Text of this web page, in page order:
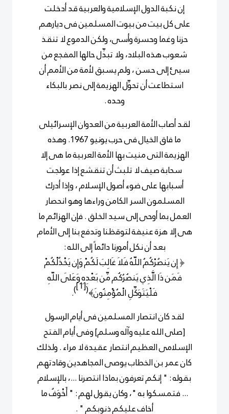
إن نكبة الدول الإسلامية والعربية قد أدخلت
على كل بيت من بيوت المسلمين فى ديارهم
حزنا وغما وحسرة وأسى، ولكن الدموع لا تنقذ
شعوب هذه البلاد، ولا تبدِّل حالها المفجع من
سيئ إلى حسن ، ولم يسبق لأمة من الأمم أن
استطاعت أن تحوِّل الهزيمة إلى نصر بالبكاء
وحده .
لقد أصاب الأمة العربية من العدوان الإسرائيلى
ما فاق الخيال فى حرب يونيو 1967. وهذه
الهزيمة التى منيت بها الأمة العربية ما هى إلا
سحابة صيف لا تلبث أن تنقشع إذا عولجت
أسبابها على ضوء أصول الإسلام ، وإذا أدرك
المسلمون السر الكامن وراءها وهو انحصار
العمل بما أوحى إلى سيد الخلق . فإن الهزائم ما
هى إلا هزة عنيفة لتوقظنا وتدفع بنا إلى الأمام
بعد أن نكل أمورنا دائماً إلى الله :
﴿إِن يَنصُرْكُمُ اللّهُ فَلاَ غَالِبَ لَكُمْ وَإِن يَخْذُلْكُمْ
فَمَن ذَا الَّذِي يَنصُرُكُم مِّن بَعْدِهِ وَعَلَى اللّهِ
فَلْيَتَوَكِّلِالْمُؤْمِنُونَ﴾(
[1]
)
.
لقد كان انتصار المسلمين فى أيام الرسول
[صلى الله عليه وآله وسلم] وفى أيام الفتح
الإسلامى العظيم انتصار عقيدة لا مراء . ولذلك
كان عمر بن الخطاب يوصى المجاهدين وقادتهم
بقوله : " إنكم تعرفون بماذا انتصرنا ...، بالإسلام
... فتمسكوا به "، وكان يقول لهم : " أَخْوَفُ ما
أخاف عليكم ذنوبكم " .